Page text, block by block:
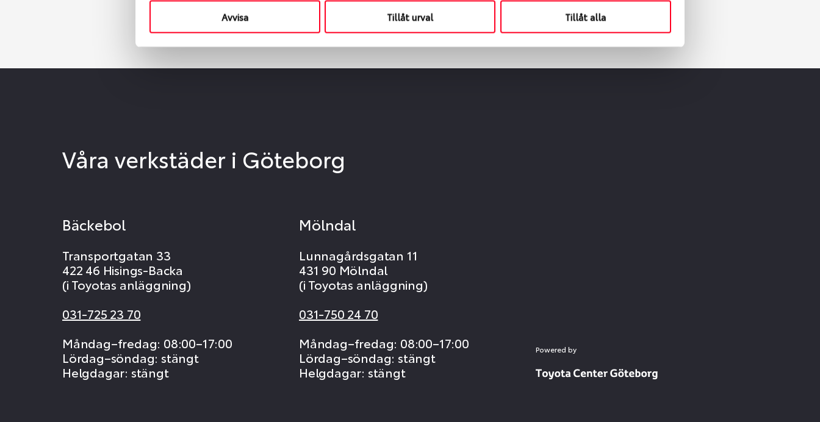
Avvisa Tillåt urval Tillåt alla
Våra verkstäder i Göteborg
Bäckebol
Transportgatan 33
422 46 Hisings-Backa
(i Toyotas anläggning)
031-725 23 70
Måndag–fredag: 08:00–17:00
Lördag–söndag: stängt
Helgdagar: stängt
Mölndal
Lunnagårdsgatan 11
431 90 Mölndal
(i Toyotas anläggning)
031-750 24 70
Måndag–fredag: 08:00–17:00
Lördag–söndag: stängt
Helgdagar: stängt
Powered by